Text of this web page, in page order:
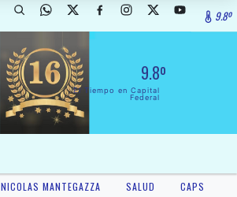
9.8º
9.8º
El Tiempo en Capital
Federal
NICOLAS MANTEGAZZA SALUD CAPS